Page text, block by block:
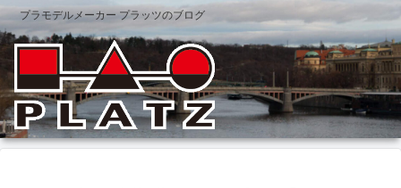
プラモデルメーカー プラッツのブログ